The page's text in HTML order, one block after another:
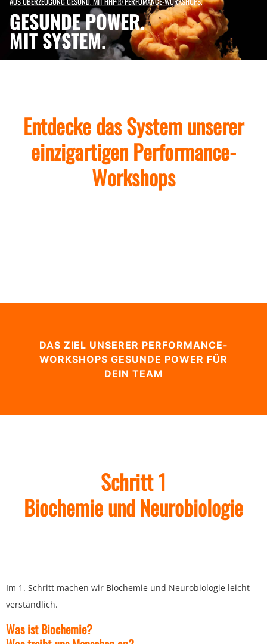
GESUNDE POWER.
MIT SYSTEM.
Entdecke das System unserer
einzigartigen Performance-
Workshops
DAS ZIEL UNSERER PERFORMANCE-
WORKSHOPS GESUNDE POWER FÜR
DEIN TEAM
Schritt 1
Biochemie und Neurobiologie
Im 1. Schritt machen wir Biochemie und Neurobiologie leicht
verständlich.
Was ist Biochemie?